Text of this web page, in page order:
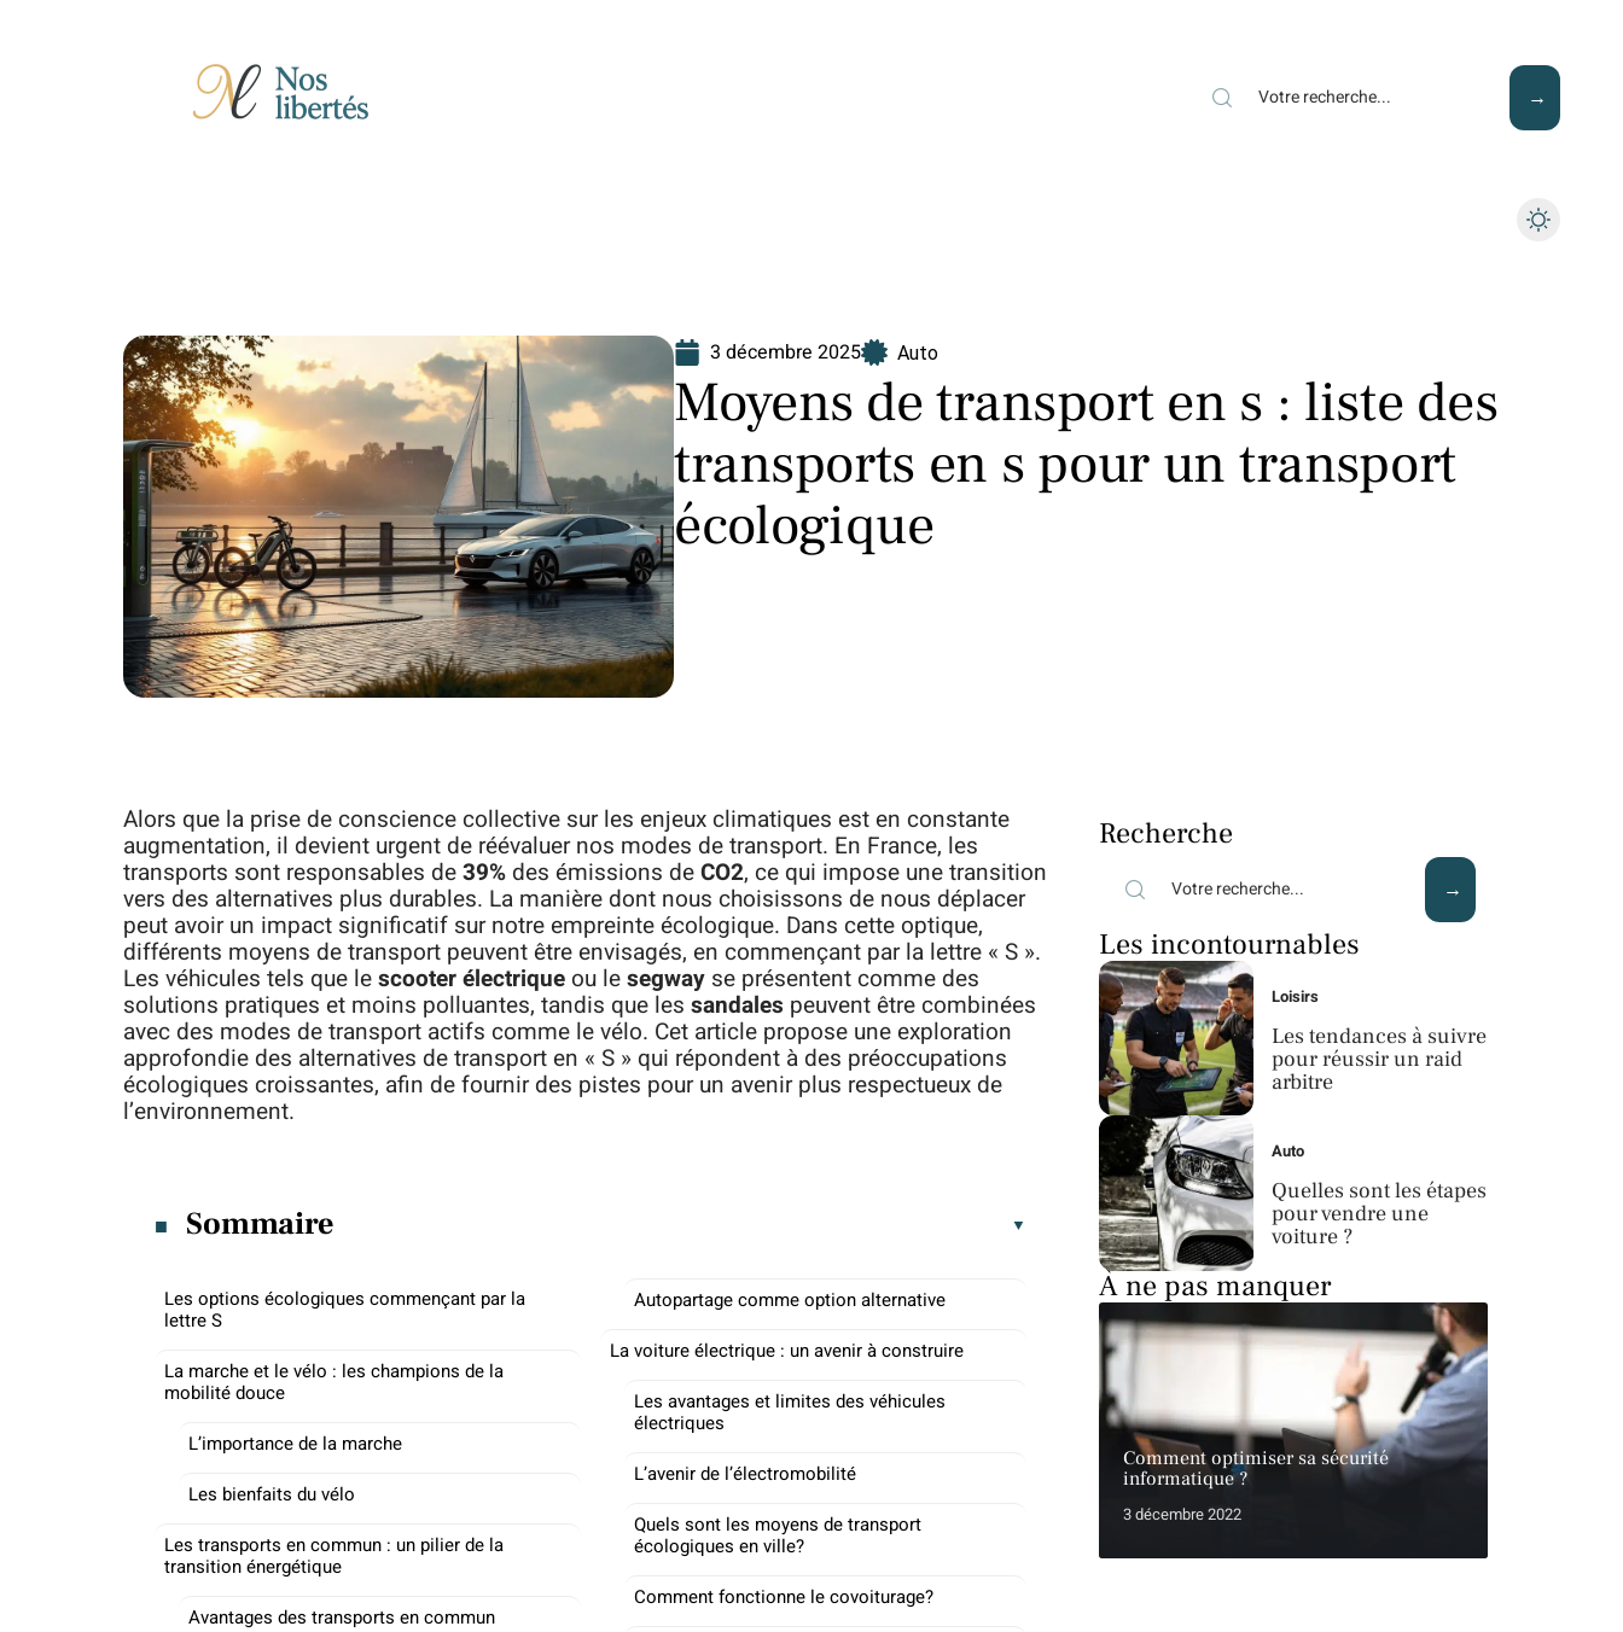
3 décembre 2025 Auto
Moyens de transport en s : liste des
transports en s pour un transport
écologique
Alors que la prise de conscience collective sur les enjeux climatiques est en constante
augmentation, il devient urgent de réévaluer nos modes de transport. En France, les
transports sont responsables de39% des émissions deCO2, ce qui impose une transition
vers des alternatives plus durables. La manière dont nous choisissons de nous déplacer
peut avoir un impact significatif sur notre empreinte écologique. Dans cette optique,
différents moyens de transport peuvent être envisagés, en commençant par la lettre « S ».
Les véhicules tels que lescooter électrique ou lesegway se présentent comme des
solutions pratiques et moins polluantes, tandis que les sandales peuvent être combinées
avec des modes de transport actifs comme le vélo. Cet article propose une exploration
approfondie des alternatives de transport en « S » qui répondent à des préoccupations
écologiques croissantes, afin de fournir des pistes pour un avenir plus respectueux de
l’environnement.
Sommaire
Les options écologiques commençant par la
lettre S
La marche et le vélo : les champions de la
mobilité douce
L’importance de la marche
Les bienfaits du vélo
Les transports en commun : un pilier de la
transition énergétique
Avantages des transports en commun
Autopartage comme option alternative
La voiture électrique : un avenir à construire
Les avantages et limites des véhicules
électriques
L’avenir de l’électromobilité
Quels sont les moyens de transport
écologiques en ville?
Comment fonctionne le covoiturage?
Recherche
Les incontournables
Loisirs
Les tendances à suivre
pour réussir un raid
arbitre
Auto
Quelles sont les étapes
pour vendre une
voiture ?
À ne pas manquer
Comment optimiser sa sécurité
informatique ?
3 décembre 2022